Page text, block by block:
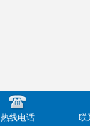
热线电话 联